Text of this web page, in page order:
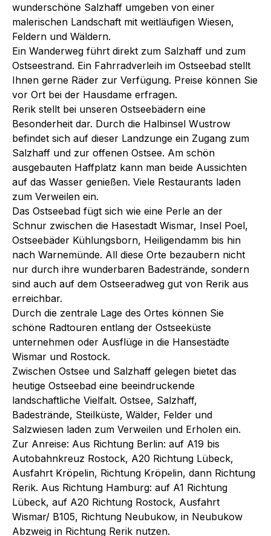
wunderschöne Salzhaff umgeben von einer
malerischen Landschaft mit weitläufigen Wiesen,
Feldern und Wäldern.
Ein Wanderweg führt direkt zum Salzhaff und zum
Ostseestrand. Ein Fahrradverleih im Ostseebad stellt
Ihnen gerne Räder zur Verfügung. Preise können Sie
vor Ort bei der Hausdame erfragen.
Rerik stellt bei unseren Ostseebädern eine
Besonderheit dar. Durch die Halbinsel Wustrow
befindet sich auf dieser Landzunge ein Zugang zum
Salzhaff und zur offenen Ostsee. Am schön
ausgebauten Haffplatz kann man beide Aussichten
auf das Wasser genießen. Viele Restaurants laden
zum Verweilen ein.
Das Ostseebad fügt sich wie eine Perle an der
Schnur zwischen die Hasestadt Wismar, Insel Poel,
Ostseebäder Kühlungsborn, Heiligendamm bis hin
nach Warnemünde. All diese Orte bezaubern nicht
nur durch ihre wunderbaren Badestrände, sondern
sind auch auf dem Ostseeradweg gut von Rerik aus
erreichbar.
Durch die zentrale Lage des Ortes können Sie
schöne Radtouren entlang der Ostseeküste
unternehmen oder Ausflüge in die Hansestädte
Wismar und Rostock.
Zwischen Ostsee und Salzhaff gelegen bietet das
heutige Ostseebad eine beeindruckende
landschaftliche Vielfalt. Ostsee, Salzhaff,
Badestrände, Steilküste, Wälder, Felder und
Salzwiesen laden zum Verweilen und Erholen ein.
Zur Anreise: Aus Richtung Berlin: auf A19 bis
Autobahnkreuz Rostock, A20 Richtung Lübeck,
Ausfahrt Kröpelin, Richtung Kröpelin, dann Richtung
Rerik. Aus Richtung Hamburg: auf A1 Richtung
Lübeck, auf A20 Richtung Rostock, Ausfahrt
Wismar/ B105, Richtung Neubukow, in Neubukow
Abzweig in Richtung Rerik nutzen.